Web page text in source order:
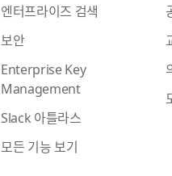
엔터프라이즈 검색
보안
Enterprise Key
Management
Slack 아틀라스
모든 기능 보기